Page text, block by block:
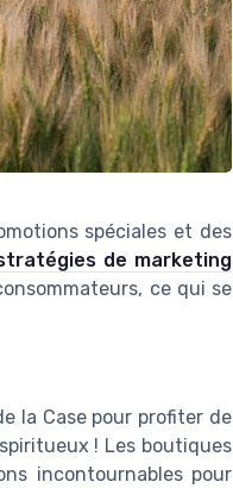
spéciales et des
de marketing
ce qui se
la Case pour profiter de
! Les boutiques
incontournables pour